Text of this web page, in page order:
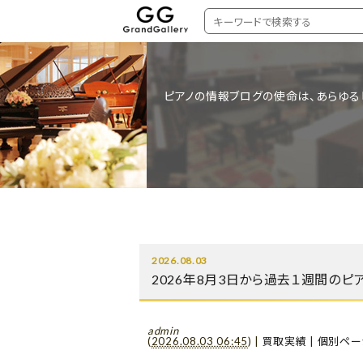
ピアノの情報ブログの使命は、あらゆ
2026.08.03
2026年8月3日から過去１週間のピ
admin
(2026.08.03 06:45) 買取実績 個別ペ